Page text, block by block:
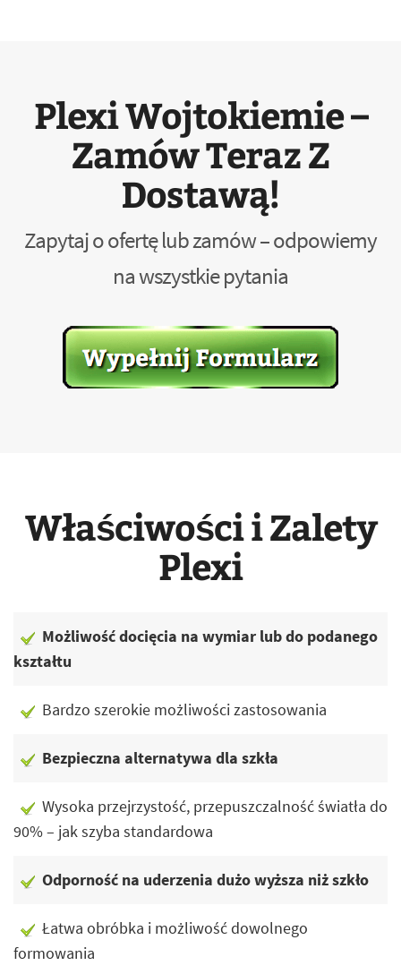
Plexi Wojtokiemie –
Zamów Teraz Z
Dostawą!
Zapytaj o ofertę lub zamów – odpowiemy
na wszystkie pytania
Właściwości i Zalety
Plexi
Możliwość docięcia na wymiar lub do podanego
kształtu
Bardzo szerokie możliwości zastosowania
Bezpieczna alternatywa dla szkła
Wysoka przejrzystość, przepuszczalność światła do
90% – jak szyba standardowa
Odporność na uderzenia dużo wyższa niż szkło
Łatwa obróbka i możliwość dowolnego
formowania